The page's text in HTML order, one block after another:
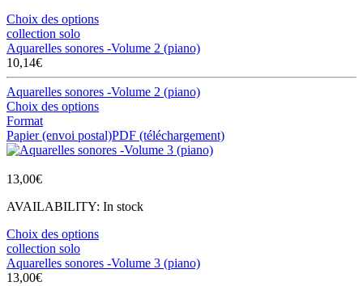
Choix des options
collection solo
Aquarelles sonores -Volume 2 (piano)
10,14€
Aquarelles sonores -Volume 2 (piano)
Choix des options
Format
Papier (envoi postal)PDF (téléchargement)
13,00€
AVAILABILITY: In stock
Choix des options
collection solo
Aquarelles sonores -Volume 3 (piano)
13,00€